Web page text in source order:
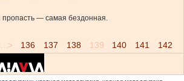
пропасть — самая бездонная.
136 137 138 139 140 141 142